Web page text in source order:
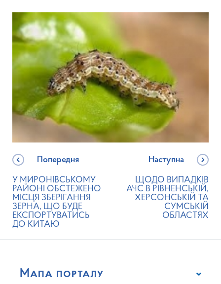
Попередня
У МИРОНІВСЬКОМУ
РАЙОНІ ОБСТЕЖЕНО
МІСЦЯ ЗБЕРІГАННЯ
ЗЕРНА, ЩО БУДЕ
ЕКСПОРТУВАТИСЬ
ДО КИТАЮ
Наступна
ЩОДО ВИПАДКІВ
АЧС В РІВНЕНСЬКІЙ,
ХЕРСОНСЬКІЙ ТА
СУМСЬКІЙ
ОБЛАСТЯХ
Мапа порталу